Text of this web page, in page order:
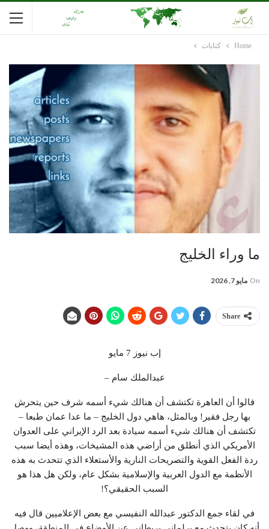
Home كتابات
ما وراء الخليج
On مايو 7, 2026
Share
إب نيوز 7 مايو
عبدالملك سام –
قالوا أن العاهرة تكتشف أن هنالك شيء أسمه شرف حين يتحرش
بها رجل فقير! وبالمثل، هاهي دول الخليج – ما عدا عمان طبعا –
تكتشف أن هنالك شيء أسمه سيادة بعد الرد الإيراني على العدوان
الأمريكي الذي أنطلق من أراضي هذه المشيخات، وهذه أيضا سبب
ردة الفعل القوية والتصريحات النارية والأستعلاء الذي تتحدث به هذه
الأنظمة مع الدول العربية والإسلامية بشكل عام، ولكن هل هذا هو
السبب الحقيقي؟!
في لقاء جمع الدكتور عبدالله النفيسي مع بعض الإعلاميين قال فيه